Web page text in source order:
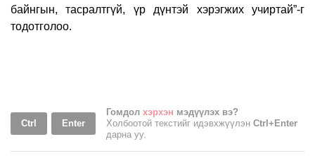
байнгын, тасралтгүй, үр дүнтэй хэрэгжих учиртай”-г
тодотголоо.
Ctrl Enter
Гомдол хэрхэн мэдүүлэх вэ?
Холбоотой текстийг идэвхжүүлэн Ctrl+Enter
дарна уу.